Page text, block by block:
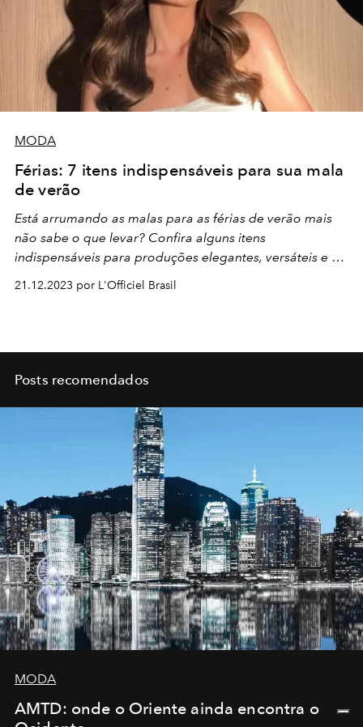
MODA
Férias: 7 itens indispensáveis para sua mala
de verão
Está arrumando as malas para as férias de verão mais
não sabe o que levar? Confira alguns itens
indispensáveis para produções elegantes, versáteis e o
principal: a cara da temporada!
21.12.2023 por L'Officiel Brasil
Posts recomendados
MODA
AMTD: onde o Oriente ainda encontra o